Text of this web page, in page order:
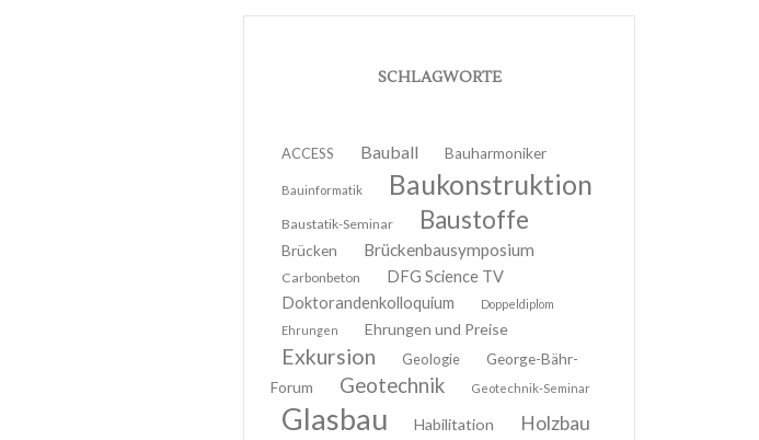
SCHLAGWORTE
ACCESS Bauball Bauharmoniker
Bauinformatik Baukonstruktion
Baustatik-Seminar Baustoffe
Brücken Brückenbausymposium
Carbonbeton
DFG Science TV
Doktorandenkolloquium
Doppeldiplom
Ehrungen
Ehrungen und Preise
Exkursion Geologie
George-Bähr-
Forum
Geotechnik Geotechnik-Seminar
Glasbau Habilitation Holzbau